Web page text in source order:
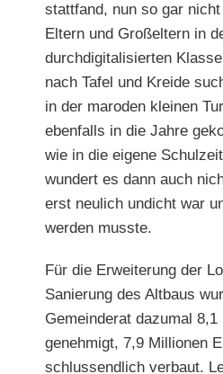
stattfand, nun so gar
Eltern und Großeltern in
durchdigitalisierten
nach Tafel und Kreide
in der maroden kleinen
ebenfalls in die Jahre
wie in die eigene
wundert es dann auch
erst neulich undicht war
werden musste.
Für die Erweiterung der
Sanierung des Altbaus
Gemeinderat dazumal
genehmigt, 7,9 Millionen
schlussendlich verbaut.